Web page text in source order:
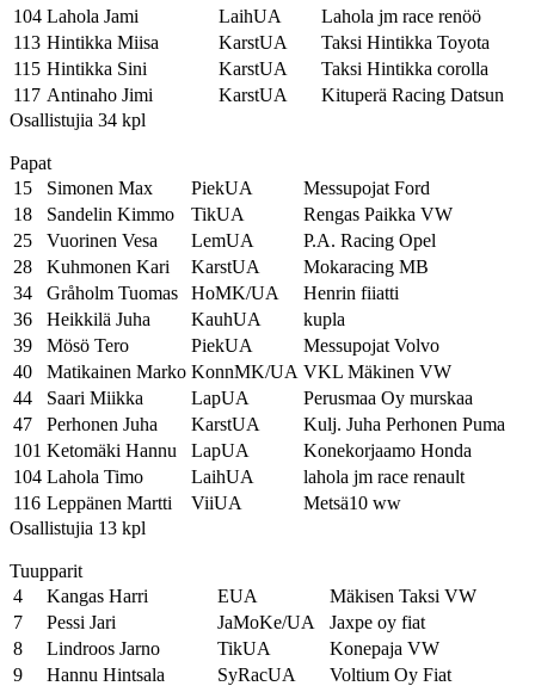
104 Lahola Jami LaihUA
Lahola jm race renöö
113 Hintikka Miisa KarstUA
Taksi Hintikka Toyota
115 Hintikka Sini KarstUA
Taksi Hintikka corolla
117 Antinaho Jimi KarstUA
Kituperä Racing Datsun
Osallistujia 34 kpl
Papat
15
Simonen Max PiekUA
Messupojat Ford
18
Sandelin Kimmo TikUA
Rengas Paikka VW
25
Vuorinen Vesa LemUA
P.A. Racing Opel
28
Kuhmonen Kari KarstUA
Mokaracing MB
34
Gråholm Tuomas HoMK/UA
Henrin fiiatti
36
Heikkilä Juha KauhUA
kupla
39
Mösö Tero PiekUA
Messupojat Volvo
40
Matikainen Marko KonnMK/UA VKL Mäkinen VW
44
Saari Miikka LapUA
Perusmaa Oy murskaa
47
Perhonen Juha KarstUA
Kulj. Juha Perhonen Puma
101 Ketomäki Hannu LapUA
Konekorjaamo Honda
104 Lahola Timo LaihUA
lahola jm race renault
116 Leppänen Martti ViiUA
Metsä10 ww
Osallistujia 13 kpl
Tuupparit
4
Kangas Harri EUA
Mäkisen Taksi VW
7
Pessi Jari JaMoKe/UA
Jaxpe oy fiat
8
Lindroos Jarno TikUA
Konepaja VW
9
Hannu Hintsala SyRacUA
Voltium Oy Fiat